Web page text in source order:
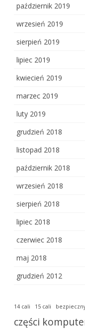
październik 2019
wrzesień 2019
sierpień 2019
lipiec 2019
kwiecień 2019
marzec 2019
luty 2019
grudzień 2018
listopad 2018
październik 2018
wrzesień 2018
sierpień 2018
lipiec 2018
czerwiec 2018
maj 2018
grudzień 2012
14 cali 15 cali
części